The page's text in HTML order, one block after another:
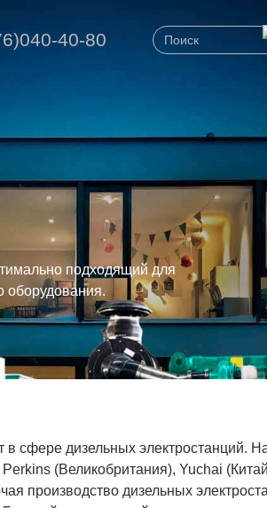
40-80
подходящий для
оборудования.
в сфере дизельных электростанций.
(Великобритания), Yuchai
производство дизельных